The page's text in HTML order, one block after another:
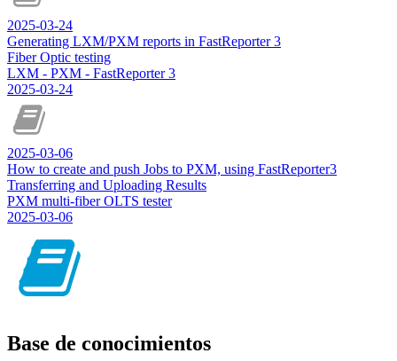
2025-03-24
Generating LXM/PXM reports in FastReporter 3
Fiber Optic testing
LXM - PXM - FastReporter 3
2025-03-24
2025-03-06
How to create and push Jobs to PXM, using FastReporter3
Transferring and Uploading Results
PXM multi-fiber OLTS tester
2025-03-06
Base de conocimientos